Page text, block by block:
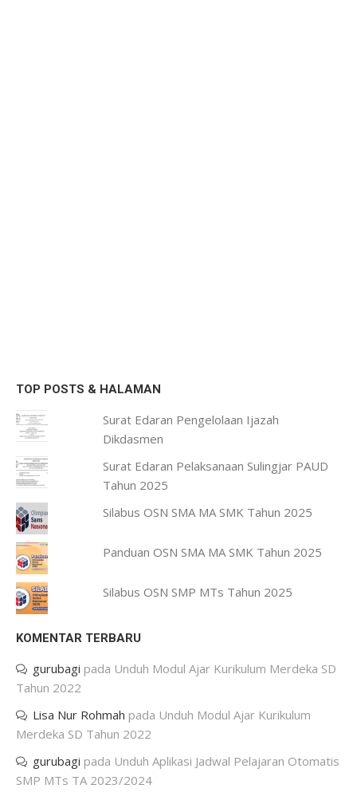
TOP POSTS & HALAMAN
Surat Edaran Pengelolaan Ijazah
Dikdasmen
Surat Edaran Pelaksanaan Sulingjar PAUD
Tahun 2025
Silabus OSN SMA MA SMK Tahun 2025
Panduan OSN SMA MA SMK Tahun 2025
Silabus OSN SMP MTs Tahun 2025
KOMENTAR TERBARU
gurubagi pada Unduh Modul Ajar Kurikulum Merdeka SD
Tahun 2022
Lisa Nur Rohmah pada Unduh Modul Ajar Kurikulum
Merdeka SD Tahun 2022
gurubagi pada Unduh Aplikasi Jadwal Pelajaran Otomatis
SMP MTs TA 2023/2024